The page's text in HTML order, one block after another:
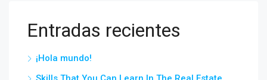
Entradas recientes
¡Hola mundo!